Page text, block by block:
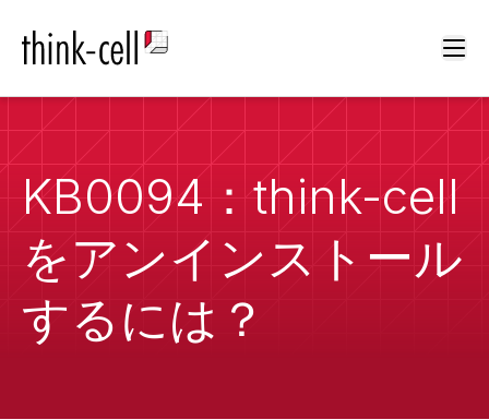
KB0094：think-cell
をアンインストール
するには？